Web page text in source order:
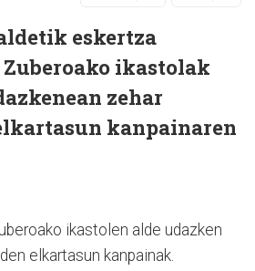
eskertza
ikastolak
zehar
kanpainaren
ikastolen alde udazken
elkartasun kanpainak.